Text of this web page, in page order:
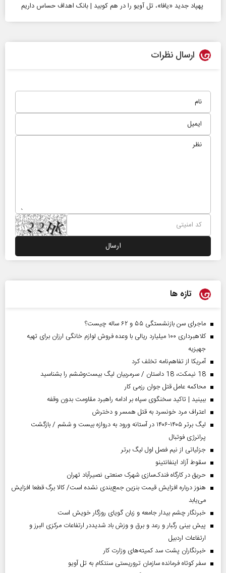
پهپاد جدید «یافا»، تل آویو را در هم کوبید | بانک اهداف حساس داریم
ارسال نظرات
تازه ها
ماجرای سن بازنشستگی ۵۵ و ۶۲ ساله چیست؟
کلاهبرداری ۱۰۰ میلیارد ریالی با وعده فروش لوازم خانگی ارزان برای تهیه
جهیزیه
آمریکا از تفاهم‌نامه تخلف کرد
18 نیمکت، 18 داستان / سرمربیان لیگ بیست‌وششم را بشناسید
محاکمه عامل قتل جوان رزمی کار
ببینید | تاکید سخنگوی سپاه بر ادامه راهبرد مقاومت بدون وقفه
اعتراف مرد خونسرد به قتل همسر و دخترش
لیگ برتر ۱۴۰۵-۱۴۰۶ در آستانه ورود به دروازه بیست و ششم / بازگشت
پرانرژی فوتبال
جزئیاتی از نیم فصل اول لیگ برتر
سقوط آزاد اینفانتینو
حریق در کارگاه فندک‌سازی شهرک صنعتی نصیرآباد تهران
هنوز درباره افزایش قیمت بنزین جمع‌بندی نشده است/ کالا برگ قطعا افزایش
می‌یابد
خبرنگار چشم بیدار جامعه و زبان گویای روزگار خویش است
پیش بینی رگبار و رعد و برق و وزش باد شدیددر ارتفاعات مرکزی البرز و
ارتفاعات اردبیل
خبرنگاران پشت سد کمیته‌های وزارت کار
سفر کوتاه فرمانده سازمان تروریستی سنتکام به تل آویو